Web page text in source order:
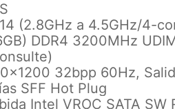
(2.8GHz a 4.5GHz/4-
DDR4 3200MHz
32bpp 60Hz,
SFF Hot Plug
Intel VROC SATA SW